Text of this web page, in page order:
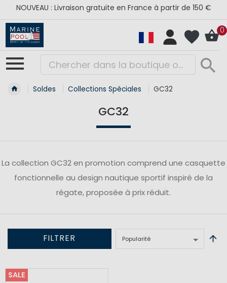
NOUVEAU : Livraison gratuite en France à partir de 150 €
0
Soldes Collections Spéciales GC32
GC32
La collection GC32 en promotion comprend une casquette
fonctionnelle au design nautique sportif inspiré de la
régate, proposée à prix réduit.
FILTRER
SALE